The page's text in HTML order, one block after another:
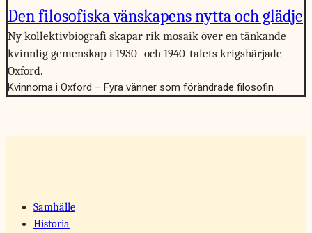
Den filosofiska vänskapens nytta och glädje
Ny kollektivbiografi skapar rik mosaik över en tänkande
kvinnlig gemenskap i 1930- och 1940-talets krigshärjade
Oxford.
Kvinnorna i Oxford – Fyra vänner som förändrade filosofin
Samhälle
Historia